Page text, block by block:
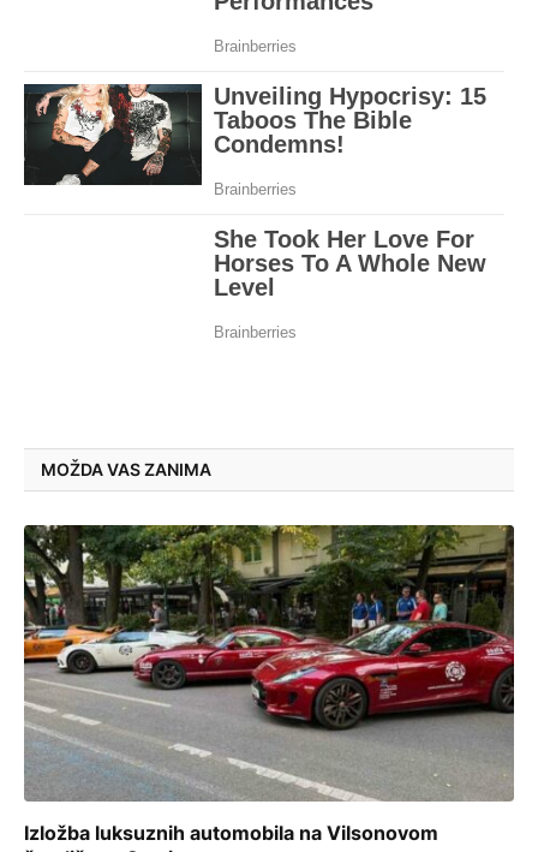
MOŽDA VAS ZANIMA
Izložba luksuznih automobila na Vilsonovom